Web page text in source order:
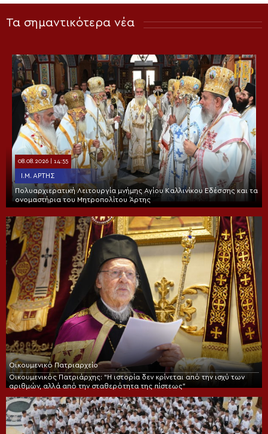
Τα σημαντικότερα νέα
08.08.2026 | 14:55
Ι.Μ. ΆΡΤΗΣ
Πολυαρχιερατική Λειτουργία μνήμης Αγίου Καλλινίκου Εδέσσης και τα
ονομαστήρια του Μητροπολίτου Άρτης
Οικουμενικό Πατριαρχείο
Οικουμενικός Πατριάρχης: “Η ιστορία δεν κρίνεται από την ισχύ των
αριθμών, αλλά από την σταθερότητα της πίστεως”